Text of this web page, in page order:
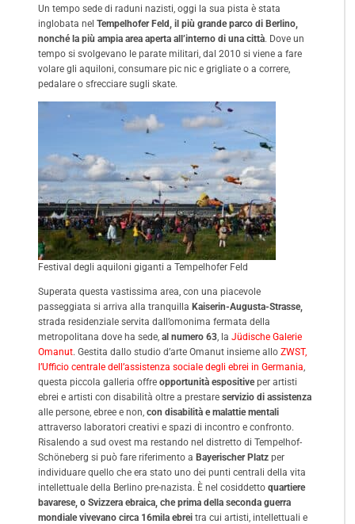
Un tempo sede di raduni nazisti, oggi la sua pista è stata
inglobata nel Tempelhofer Feld, il più grande parco di Berlino,
nonché la più ampia area aperta all’interno di una città. Dove un
tempo si svolgevano le parate militari, dal 2010 si viene a fare
volare gli aquiloni, consumare pic nic e grigliate o a correre,
pedalare o sfrecciare sugli skate.
Festival degli aquiloni giganti a Tempelhofer Feld
Superata questa vastissima area, con una piacevole
passeggiata si arriva alla tranquilla Kaiserin-Augusta-Strasse,
strada residenziale servita dall’omonima fermata della
metropolitana dove ha sede, al numero 63, la Jüdische Galerie
Omanut. Gestita dallo studio d’arte Omanut insieme allo ZWST,
l’Ufficio centrale dell’assistenza sociale degli ebrei in Germania,
questa piccola galleria offre opportunità espositiveper artisti
ebrei e artisti con disabilità oltre a prestare servizio di assistenza
alle persone, ebree e non, con disabilità e malattie mentali
attraverso laboratori creativi e spazi di incontro e confronto.
Risalendo a sud ovest ma restando nel distretto di Tempelhof-
Schöneberg si può fare riferimento a Bayerischer Platz per
individuare quello che era stato uno dei punti centrali della vita
intellettuale della Berlino pre-nazista. È nel cosiddetto quartiere
bavarese, o Svizzera ebraica, che prima della seconda guerra
mondiale vivevano circa 16mila ebrei tra cui artisti, intellettuali e